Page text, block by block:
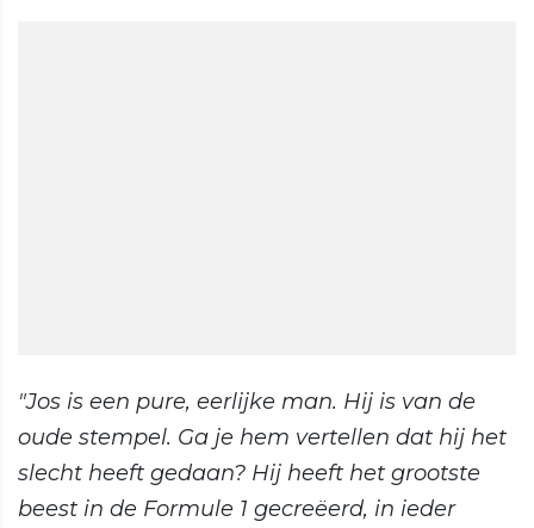
"Jos is een pure, eerlijke man. Hij is van de
oude stempel. Ga je hem vertellen dat hij het
slecht heeft gedaan? Hij heeft het grootste
beest in de Formule 1 gecreëerd, in ieder